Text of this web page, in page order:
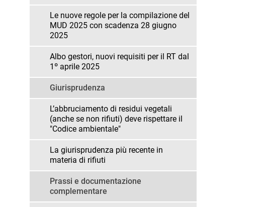
Le nuove regole per la compilazione del
MUD 2025 con scadenza 28 giugno
2025
Albo gestori, nuovi requisiti per il RT dal
1º aprile 2025
Giurisprudenza
L’abbruciamento di residui vegetali
(anche se non rifiuti) deve rispettare il
"Codice ambientale"
La giurisprudenza più recente in
materia di rifiuti
Prassi e documentazione
complementare